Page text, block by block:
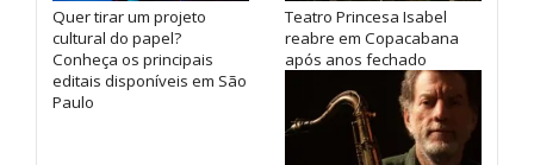
Quer tirar um projeto
cultural do papel?
Conheça os principais
editais disponíveis em São
Paulo
Teatro Princesa Isabel
reabre em Copacabana
após anos fechado